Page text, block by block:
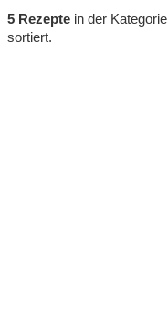
5 Rezeptein der Kategorie
sortiert.